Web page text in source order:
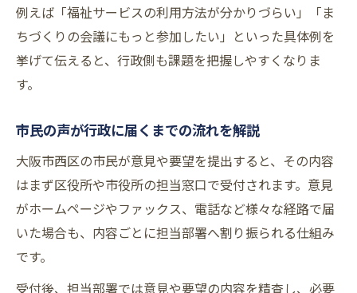
例えば「福祉サービスの利用方法が分かりづらい」「ま
ちづくりの会議にもっと参加したい」といった具体例を
挙げて伝えると、行政側も課題を把握しやすくなりま
す。
市民の声が行政に届くまでの流れを解説
大阪市西区の市民が意見や要望を提出すると、その内容
はまず区役所や市役所の担当窓口で受付されます。意見
がホームページやファックス、電話など様々な経路で届
いた場合も、内容ごとに担当部署へ割り振られる仕組み
です。
受付後、担当部署では意見や要望の内容を精査し、必要